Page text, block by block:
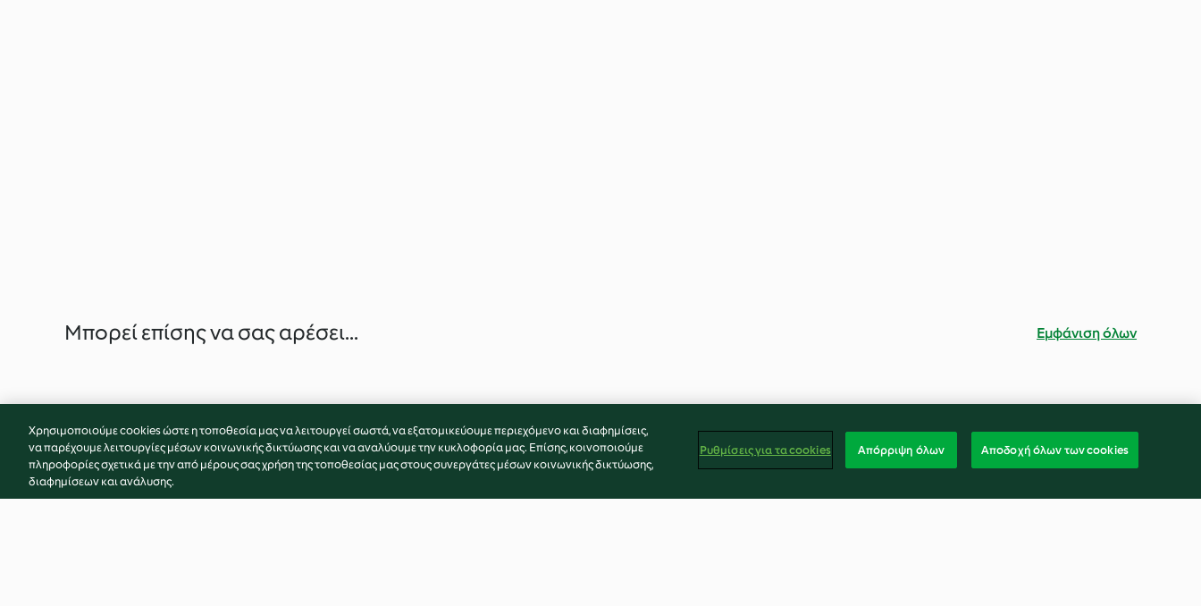
Μπορεί επίσης να σας αρέσει... Εμφάνιση όλων
Χρησιμοποιούμε cookies ώστε η τοποθεσία μας να λειτουργεί σωστά, να εξατομικεύουμε περιεχόμενο και διαφημίσεις,
να παρέχουμε λειτουργίες μέσων κοινωνικής δικτύωσης και να αναλύουμε την κυκλοφορία μας. Επίσης, κοινοποιούμε
πληροφορίες σχετικά με την από μέρους σας χρήση της τοποθεσίας μας στους συνεργάτες μέσων κοινωνικής δικτύωσης,
διαφημίσεων και ανάλυσης.
Ρυθμίσεις για τα cookies Απόρριψη όλων Αποδοχή όλων των cookies